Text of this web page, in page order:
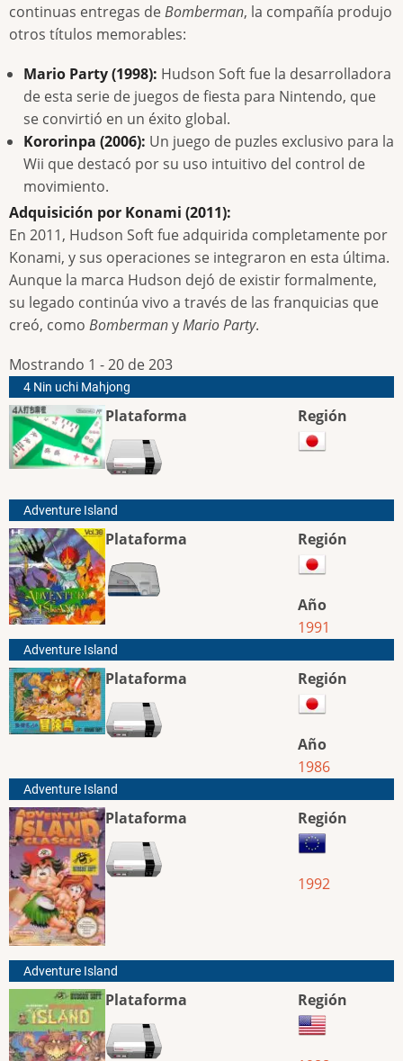
continuas entregas deBomberman, la compañía produjo
otros títulos memorables:
Mario Party (1998): Hudson Soft fue la desarrolladora
de esta serie de juegos de fiesta para Nintendo, que
se convirtió en un éxito global.
Kororinpa (2006): Un juego de puzles exclusivo para la
Wii que destacó por su uso intuitivo del control de
movimiento.
Adquisición por Konami (2011):
En 2011, Hudson Soft fue adquirida completamente por
Konami, y sus operaciones se integraron en esta última.
Aunque la marca Hudson dejó de existir formalmente,
su legado continúa vivo a través de las franquicias que
creó, como BombermanyMario Party.
Mostrando 1 - 20 de 203
4 Nin uchi Mahjong
Plataforma Región
Adventure Island
Plataforma Región
Año
1991
Adventure Island
Plataforma Región
Año
1986
Adventure Island
Plataforma Región
1992
Adventure Island
Plataforma Región